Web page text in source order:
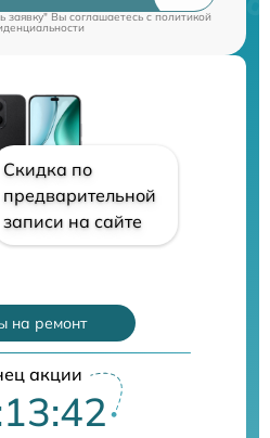
заявку" Вы соглашаетесь cполитикой
Скидка по
предварительной
записи на сайте
на ремонт
акции